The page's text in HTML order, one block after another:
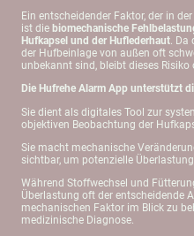
Ein entscheidender Faktor, der in
ist die biomechanische
Hufkapsel und der Huflederhaut. Da
der Hufbeinlage von außen oft
unbekannt sind, bleibt dieses
Die Hufrehe Alarm App unterstützt
Sie dient als digitales Tool zur
objektiven Beobachtung der
Sie macht mechanische
sichtbar, um potenzielle
Während Stoffwechsel und
Überlastung oft der entscheidende
mechanischen Faktor im Blick zu
medizinische Diagnose.